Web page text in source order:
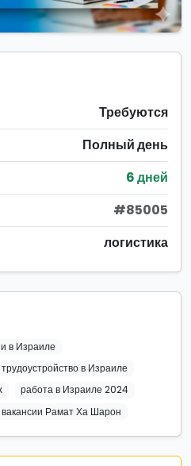
Требуются
Полный день
6 дней
#85005
логистика
в Израиле
трудоустройство в Израиле
работа в Израиле 2024
вакансии Рамат Ха Шарон